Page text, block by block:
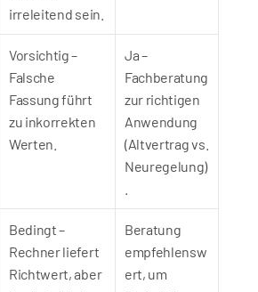
irreleitend sein.
Vorsichtig –
Falsche
Fassung führt
zu inkorrekten
Werten.
Ja –
Fachberatung
zur richtigen
Anwendung
(Altvertrag vs.
Neuregelung)
Bedingt –
Rechner liefert
Richtwert, aber
Beratung
empfehlensw
ert, um